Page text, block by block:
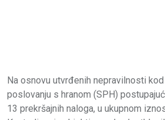
Na osnovu utvrđenih nepravilnosti
poslovanju s hranom (SPH)
13 prekršajnih naloga, u ukupnom